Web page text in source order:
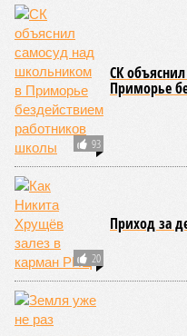
угрожающих человечеству
веке.
«Золото» получили
сейсмоопасным регионам
вулканическое огненное
Японию и западное
Турция, Иран, Индия и
активных линиях разломов
исключение и
Мадридском разломе в
средней силы – явление,
сносное, но периодически,
трясёт так, что мало не
самом конце 2004 года
индонезийского острова
огромные, превышающие
250 тыс. погибших.